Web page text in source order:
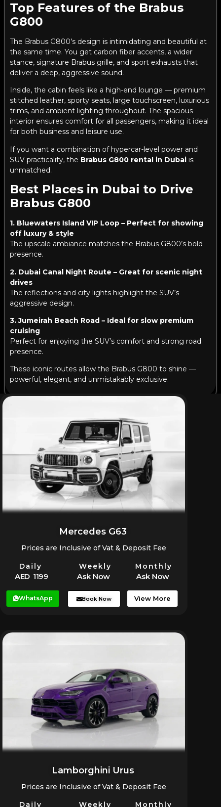
Top Features of the Brabus
G800
The Brabus G800’s design is intimidating and beautiful at
the same time. You get carbon fiber accents, a wider
stance, signature Brabus grille, and sport exhausts that
deliver a deep, aggressive sound.
Inside, the cabin feels like a high-end lounge — premium
stitched leather, sporty seats, large touchscreen, luxurious
trims, and ambient lighting throughout. The spacious
interior ensures comfort for all passengers, making it ideal
for both business and leisure use.
If you want a combination of hypercar-level power and
SUV practicality, the Brabus G800 rental in Dubai is
unmatched.
Best Places in Dubai to Drive
Brabus G800
1. Bluewaters Island VIP Loop – Perfect for showing
off luxury & style
The upscale ambiance matches the Brabus G800’s bold
presence.
2. Dubai Canal Night Route – Great for scenic night
drives
The reflections and city lights highlight the SUV’s
aggressive design.
3. Jumeirah Beach Road – Ideal for slow premium
cruising
Perfect for enjoying the SUV’s comfort and strong road
presence.
These iconic routes allow the Brabus G800 to shine —
powerful, elegant, and unmistakably exclusive.
Mercedes G63
Prices are Inclusive of Vat & Deposit Fee
Daily Weekly Monthly
AED 1199 Ask Now Ask Now
WhatsApp Book Now View More
Lamborghini Urus
Prices are Inclusive of Vat & Deposit Fee
Daily Weekly Monthly